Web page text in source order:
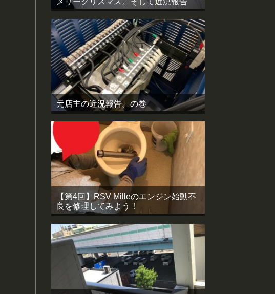
元店主の近況報告。の巻
【第4回】RSV Milleのエンジン始動不
良を修理してみよう！